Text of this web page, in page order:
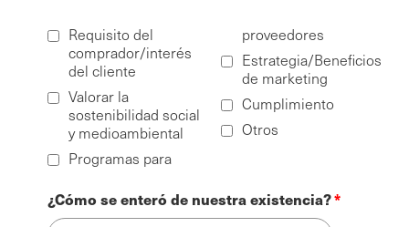
Requisito del
comprador/interés
del cliente
Valorar la
sostenibilidad social
y medioambiental
Programas para
proveedores
Estrategia/Beneficios
de marketing
Cumplimiento
Otros
¿Cómo se enteró de nuestra existencia?